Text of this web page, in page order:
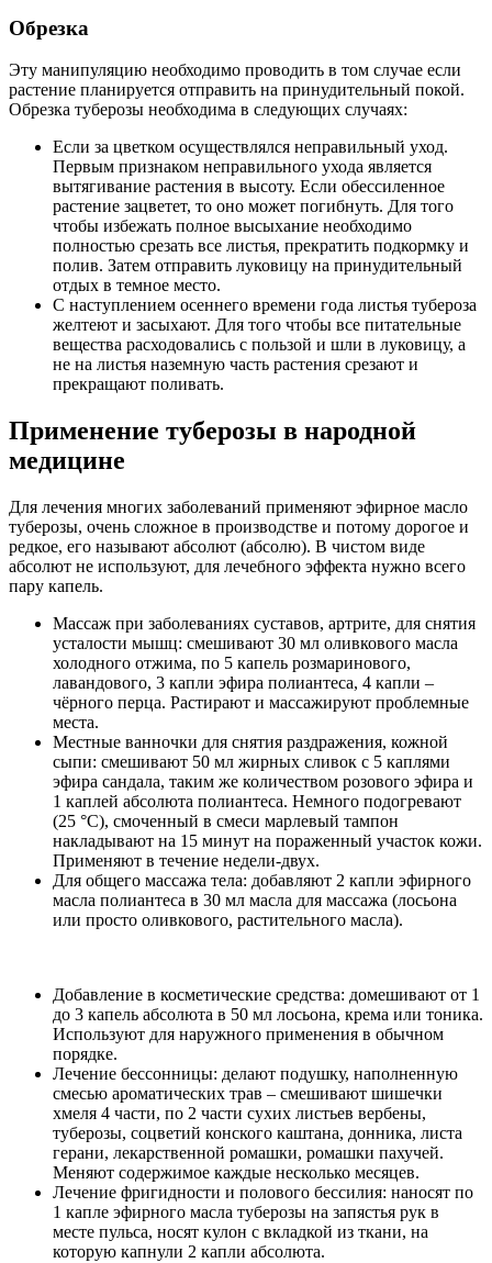
Обрезка
Эту манипуляцию необходимо проводить в том случае если
растение планируется отправить на принудительный покой.
Обрезка туберозы необходима в следующих случаях:
Если за цветком осуществлялся неправильный уход.
Первым признаком неправильного ухода является
вытягивание растения в высоту. Если обессиленное
растение зацветет, то оно может погибнуть. Для того
чтобы избежать полное высыхание необходимо
полностью срезать все листья, прекратить подкормку и
полив. Затем отправить луковицу на принудительный
отдых в темное место.
С наступлением осеннего времени года листья тубероза
желтеют и засыхают. Для того чтобы все питательные
вещества расходовались с пользой и шли в луковицу, а
не на листья наземную часть растения срезают и
прекращают поливать.
Применение туберозы в народной
медицине
Для лечения многих заболеваний применяют эфирное масло
туберозы, очень сложное в производстве и потому дорогое и
редкое, его называют абсолют (абсолю). В чистом виде
абсолют не используют, для лечебного эффекта нужно всего
пару капель.
Массаж при заболеваниях суставов, артрите, для снятия
усталости мышц: смешивают 30 мл оливкового масла
холодного отжима, по 5 капель розмаринового,
лавандового, 3 капли эфира полиантеса, 4 капли –
чёрного перца. Растирают и массажируют проблемные
места.
Местные ванночки для снятия раздражения, кожной
сыпи: смешивают 50 мл жирных сливок с 5 каплями
эфира сандала, таким же количеством розового эфира и
1 каплей абсолюта полиантеса. Немного подогревают
(25 °С), смоченный в смеси марлевый тампон
накладывают на 15 минут на пораженный участок кожи.
Применяют в течение недели-двух.
Для общего массажа тела: добавляют 2 капли эфирного
масла полиантеса в 30 мл масла для массажа (лосьона
или просто оливкового, растительного масла).
Добавление в косметические средства: домешивают от 1
до 3 капель абсолюта в 50 мл лосьона, крема или тоника.
Используют для наружного применения в обычном
порядке.
Лечение бессонницы: делают подушку, наполненную
смесью ароматических трав – смешивают шишечки
хмеля 4 части, по 2 части сухих листьев вербены,
туберозы, соцветий конского каштана, донника, листа
герани, лекарственной ромашки, ромашки пахучей.
Меняют содержимое каждые несколько месяцев.
Лечение фригидности и полового бессилия: наносят по
1 капле эфирного масла туберозы на запястья рук в
месте пульса, носят кулон с вкладкой из ткани, на
которую капнули 2 капли абсолюта.